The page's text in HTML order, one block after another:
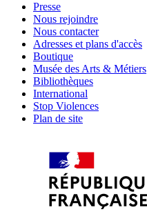
Presse
Nous rejoindre
Nous contacter
Adresses et plans d'accès
Boutique
Musée des Arts & Métiers
Bibliothèques
International
Stop Violences
Plan de site